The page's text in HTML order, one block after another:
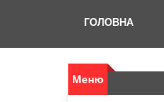
ГОЛОВНА